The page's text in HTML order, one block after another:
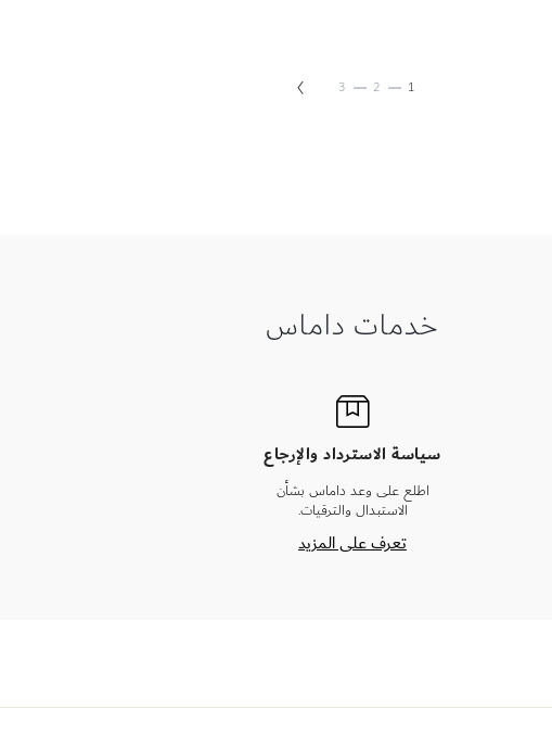
حقيبة
حاليا انت تقرأ الصفحة
1 حقيبة
2 حقيبة
3
خدمات داماس
سياسة الاسترداد والإرجاع
اطلع على وعد داماس بشأن
الاستبدال والترقيات.
تعرف على المزيد